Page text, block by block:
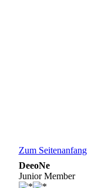
Zum Seitenanfang
DeeoNe
Junior Member